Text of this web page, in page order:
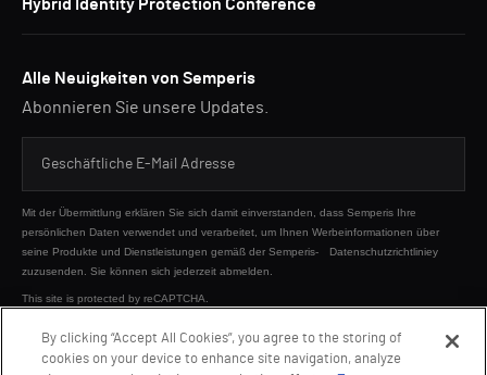
Hybrid Identity Protection Conference
Alle Neuigkeiten von Semperis
Abonnieren Sie unsere Updates.
Mit der Übermittlung erklären Sie sich damit einverstanden, dass Semperis Ihre
persönlichen Daten verwendet und verarbeitet, um Ihnen Werbeinformationen über
seine Produkte und Dienstleistungen gemäß der Semperis-
Datenschutzrichtliniey
zuzusenden. Sie können sich jederzeit abmelden.
This site is protected by reCAPTCHA.
SENDEN
By clicking “Accept All Cookies”, you agree to the storing of
cookies on your device to enhance site navigation, analyze